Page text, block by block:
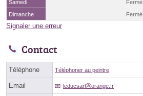
Samedi
Fermé
Dimanche
Fermé
Signaler une erreur
Contact
Téléphone Téléphoner au peintre
Email leducsarlⓐorange.fr